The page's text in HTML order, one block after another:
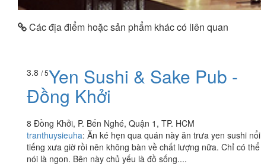
Các địa điểm hoặc sản phẩm khác có liên quan
3.8 / 5Yen Sushi & Sake Pub -
Đồng Khởi
8 Đồng Khởi, P. Bến Nghé, Quận 1, TP. HCM
tranthuysieuha: Ăn ké hẹn qua quán này ăn trưa yen sushi nổi
tiếng xưa giờ rồi nên không bàn về chất lượng nữa. Chỉ có thể
nói là ngon. Bên này chủ yếu là đồ sống....